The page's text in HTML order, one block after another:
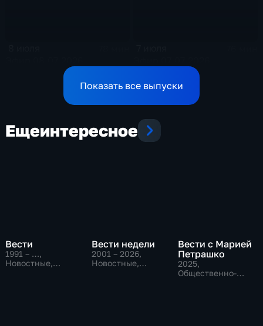
Показать все выпуски
Ещеинтересное
Вести
1991 – …,
Новостные,
Вести недели
2001 – 2026,
Новостные,
Вести с Марией
Петрашко
2025,
Общественно-